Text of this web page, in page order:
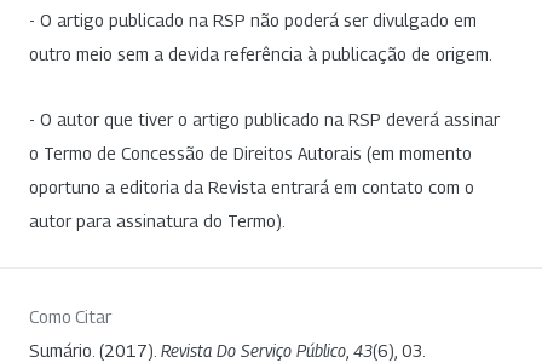
- O artigo publicado na RSP não poderá ser divulgado em
outro meio sem a devida referência à publicação de origem.
- O autor que tiver o artigo publicado na RSP deverá assinar
o Termo de Concessão de Direitos Autorais (em momento
oportuno a editoria da Revista entrará em contato com o
autor para assinatura do Termo).
Como Citar
Sumário. (2017). Revista Do Serviço Público 43(6), 03.